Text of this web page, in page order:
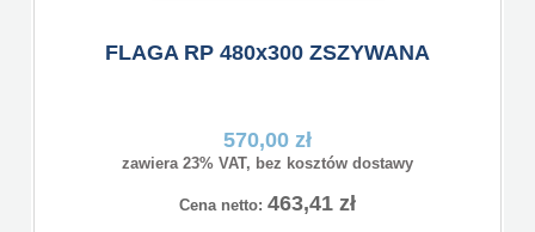
FLAGA RP 480x300 ZSZYWANA
570,00 zł
zawiera 23% VAT, bez kosztów dostawy
Cena netto: 463,41 zł